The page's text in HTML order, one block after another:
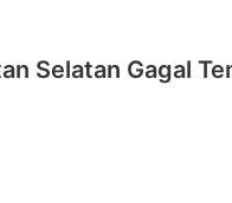
Selatan Gagal